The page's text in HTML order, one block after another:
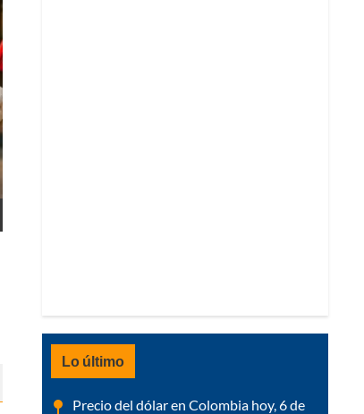
Lo último
Precio del dólar en Colombia hoy, 6 de